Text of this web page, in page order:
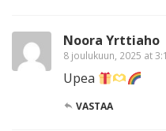
Noora Yrttiaho
8 joulukuun, 2025 at
Upea
VASTAA